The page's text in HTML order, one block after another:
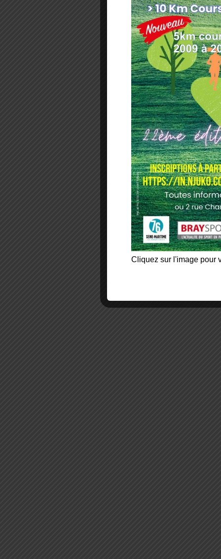
Cliquez sur l'image pour